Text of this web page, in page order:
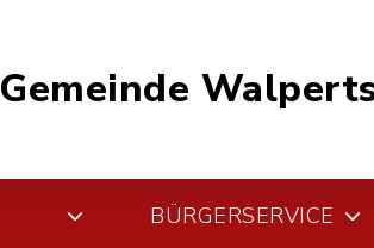
Gemeinde
BÜRGERSERVICE